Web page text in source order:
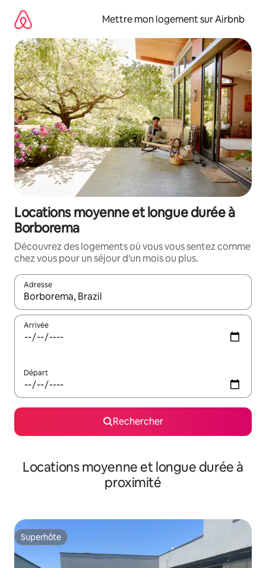
directement
contenu
Mettre mon logement sur Airbnb
Locations moyenne et longue durée à
Borborema
Découvrez des logements où vous vous sentez comme
chez vous pour un séjour d'un mois ou plus.
Adresse
Lorsque les résultats s'affichent, utilisez les flèches vers le
Arrivée
Départ
Rechercher
Locations moyenne et longue durée à
proximité
Superhôte
Superhôte